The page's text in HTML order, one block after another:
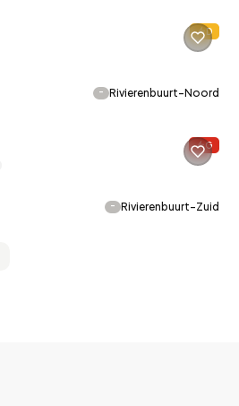
D
- Rivierenbuurt-Noord
G
- Rivierenbuurt-Zuid